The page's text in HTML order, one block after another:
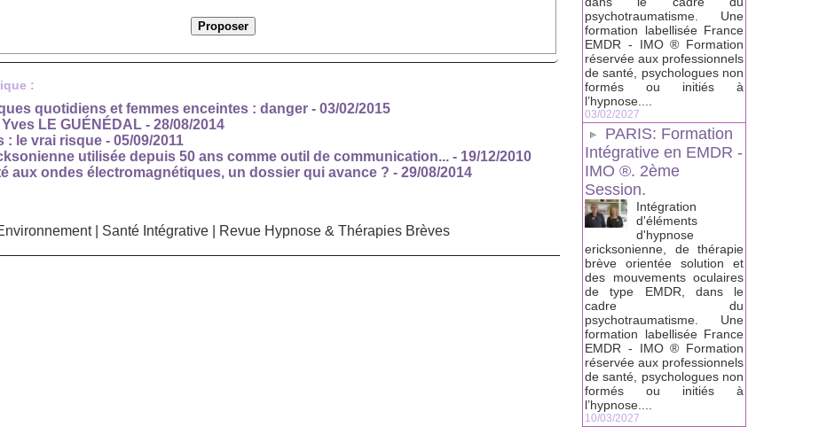
:
quotidiens et femmes enceintes : danger - 03/02/2015
LE GUÉNÉDAL - 28/08/2014
: le vrai risque - 05/09/2011
utilisée depuis 50 ans comme outil de communication... - 19/12/2010
aux ondes électromagnétiques, un dossier qui avance ? - 29/08/2014
Santé Intégrative Revue Hypnose & Thérapies Brèves
psychotraumatisme. Une
formation labellisée France
EMDR - IMO ® Formation
réservée aux professionnels
de santé, psychologues non
formés ou initiés à
l’hypnose....
03/02/2027
PARIS: Formation
Intégrative en EMDR -
IMO ®. 2ème
Session.
Intégration
d'éléments
d'hypnose
ericksonienne, de thérapie
brève orientée solution et
des mouvements oculaires
de type EMDR, dans le
cadre du
psychotraumatisme. Une
formation labellisée France
EMDR - IMO ® Formation
réservée aux professionnels
de santé, psychologues non
formés ou initiés à
l’hypnose....
10/03/2027